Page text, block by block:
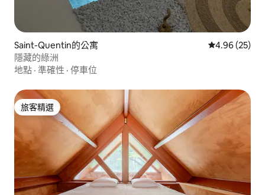
Saint-Quentin的公寓 從 25 則評價
4.96 (25)
隱藏的綠洲
地點 · 準確性 · 停車位
旅客精選
旅客精選